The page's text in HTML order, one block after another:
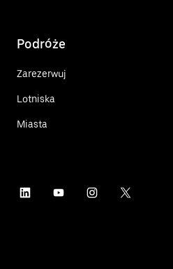
Podróże
Zarezerwuj
Lotniska
Miasta